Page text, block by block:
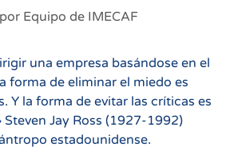
por Equipo de IMECAF
una empresa basándose en el
forma de eliminar el miedo es
Y la forma de evitar las críticas es
Steven Jay Ross (1927-1992)
estadounidense.